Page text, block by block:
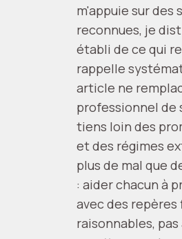
m'appuie sur des
reconnues, je
établi de ce qui
rappelle
article ne
professionnel de
tiens loin des
et des régimes
plus de mal que
: aider chacun à
avec des
raisonnables, pas